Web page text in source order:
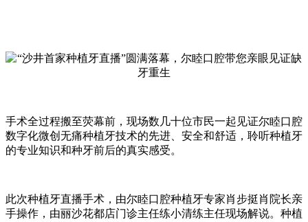
手术全过程搬至荧幕前，现场数几十位市民一起见证尔睦口腔
数字化微创无痛种植牙技术的先进、安全和舒适，聆听种植牙
的专业知识和种牙前后的真实感受。
此次种植牙直播手术，由尔睦口腔种植牙专家肖步挺肖院长亲
手操作，由丽沙花都店门诊主任练小清练主任现场解说。种植